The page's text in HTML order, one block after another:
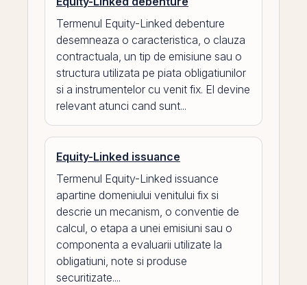
Termenul Equity-Linked debenture
desemneaza o caracteristica, o clauza
contractuala, un tip de emisiune sau o
structura utilizata pe piata obligatiunilor
si a instrumentelor cu venit fix. El devine
relevant atunci cand sunt...
Equity-Linked issuance
Termenul Equity-Linked issuance
apartine domeniului venitului fix si
descrie un mecanism, o conventie de
calcul, o etapa a unei emisiuni sau o
componenta a evaluarii utilizate la
obligatiuni, note si produse
securitizate....